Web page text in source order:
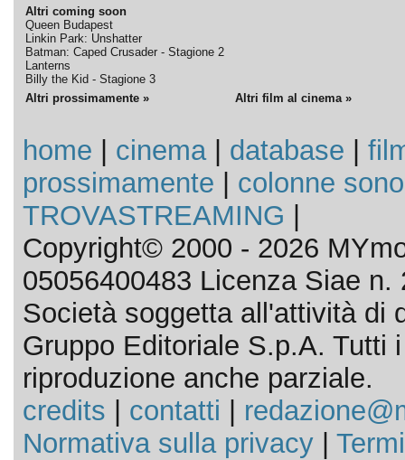
Altri coming soon
Queen Budapest
Linkin Park: Unshatter
Batman: Caped Crusader - Stagione 2
Lanterns
Billy the Kid - Stagione 3
Altri prossimamente » Altri film al cinema »
home cinema| database
prossimamente
colonne
TROVASTREAMING
Copyright© 2000 - 2026
05056400483 Licenza Siae n.
Società soggetta all'attività di
Gruppo Editoriale S.p.A. Tutti
riproduzione anche parziale.
credits
contatti
Normativa sulla privacy|